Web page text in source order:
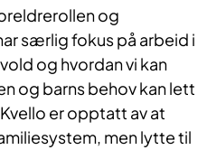
og
særlig fokus på arbeid i
og hvordan vi kan
og barns behov kan lett
er opptatt av at
men lytte til